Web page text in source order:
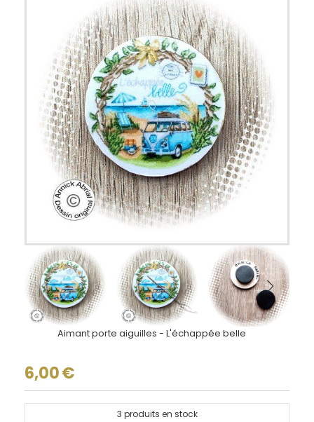
Aimant porte aiguilles - L'échappée belle
6,00€
3 produits en stock